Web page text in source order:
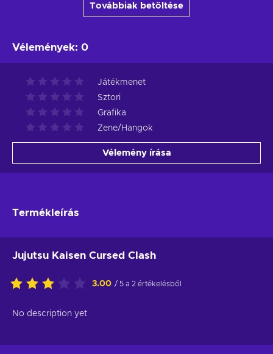
Továbbiak betöltése
Vélemények: 0
Játékmenet
Sztori
Grafika
Zene/Hangok
Vélemény írása
Termékleírás
Jujutsu Kaisen Cursed Clash
3.00 / 5 a 2 értékelésből
No description yet